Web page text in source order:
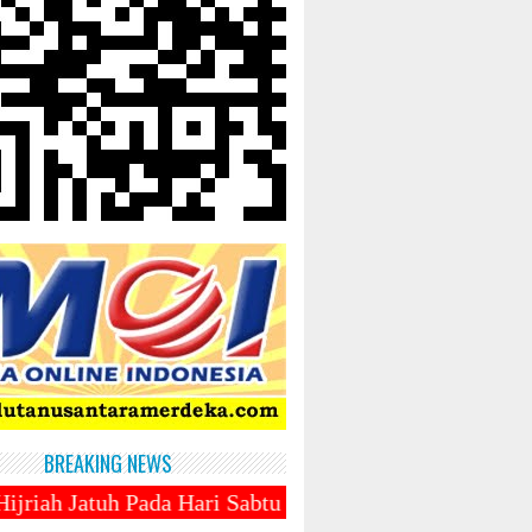
BREAKING NEWS
Hari Sabtu 1 Maret 2025 ~||~ 1 Syawal Jatuh